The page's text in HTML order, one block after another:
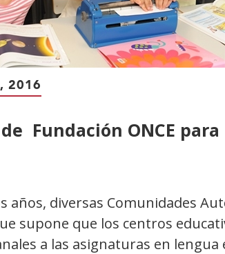
2016
Fundación ONCE
años, diversas Comunidades
supone que los centros
a las asignaturas en